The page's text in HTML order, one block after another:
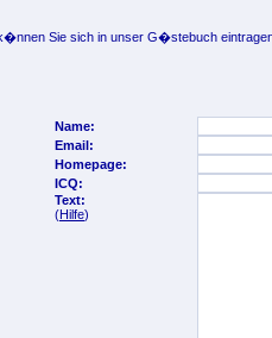
Sie sich in unser G�stebuch
Name:
Email:
Homepage:
ICQ:
Text:
(Hilfe)